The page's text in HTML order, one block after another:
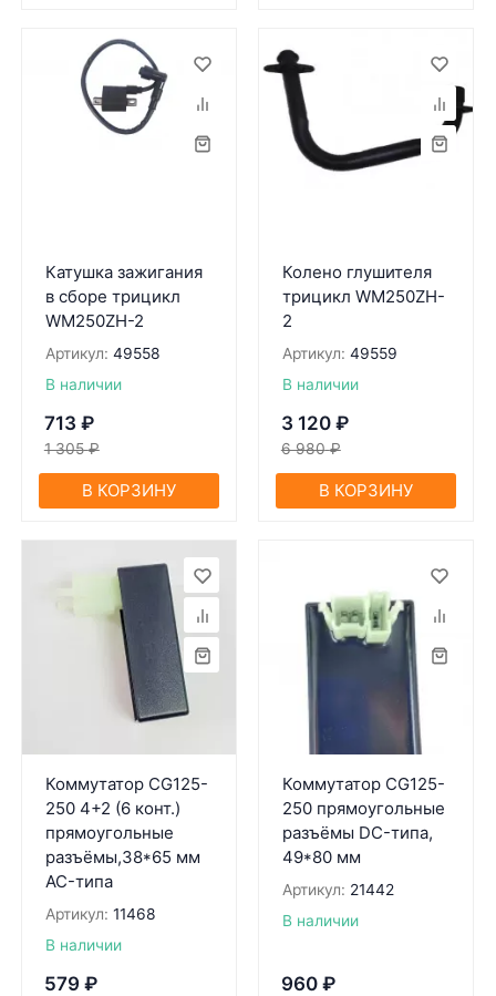
Катушка зажигания
в сборе трицикл
WM250ZH-2
Артикул: 49558
В наличии
713 ₽
1 305 ₽
В КОРЗИНУ
Колено глушителя
трицикл WM250ZH-
2
Артикул: 49559
В наличии
3 120 ₽
6 980 ₽
В КОРЗИНУ
Коммутатор CG125-
250 4+2 (6 конт.)
прямоугольные
разъёмы,38*65 мм
AC-типа
Артикул: 11468
В наличии
579 ₽
Коммутатор CG125-
250 прямоугольные
разъёмы DC-типа,
49*80 мм
Артикул: 21442
В наличии
960 ₽